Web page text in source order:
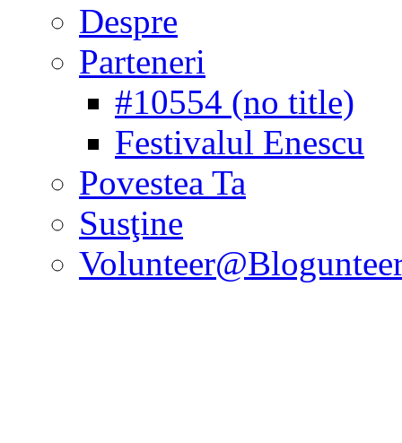
Despre
Parteneri
#10554 (no title)
Festivalul Enescu
Povestea Ta
Susţine